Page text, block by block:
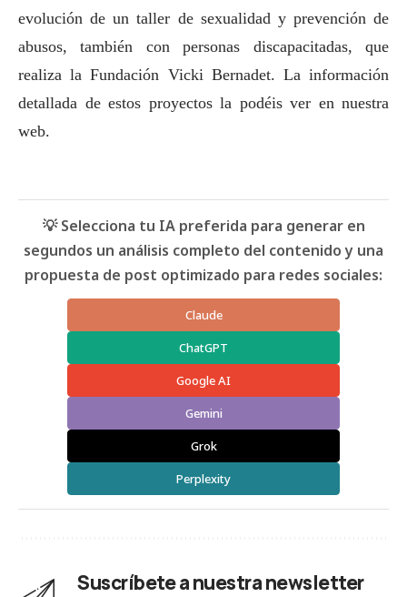
evolución de un taller de sexualidad y prevención de
abusos, también con personas discapacitadas, que
realiza la Fundación Vicki Bernadet. La información
detallada de estos proyectos la podéis ver en nuestra
web.
💡 Selecciona tu IA preferida para generar en
segundos un análisis completo del contenido y una
propuesta de post optimizado para redes sociales:
Claude
ChatGPT
Google AI
Gemini
Grok
Perplexity
Suscríbete a nuestra newsletter